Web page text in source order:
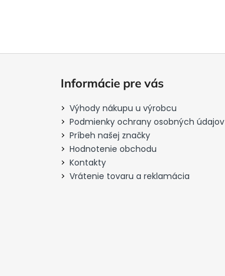
Informácie pre vás
Výhody nákupu u výrobcu
Podmienky ochrany osobných údajov
Príbeh našej značky
Hodnotenie obchodu
Kontakty
Vrátenie tovaru a reklamácia